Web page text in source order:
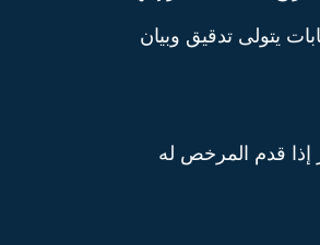
مراقب حسابات يتولى تدقيق وبيان
قدم المرخص له